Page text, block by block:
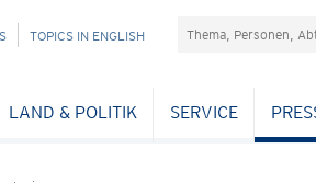
TOPICS IN ENGLISH Suchefeld
LAND & POLITIK SERVICE